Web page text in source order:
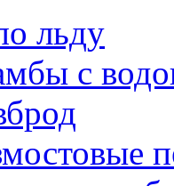
льду
с